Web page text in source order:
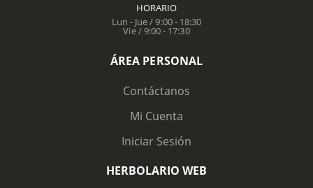
HORARIO
Lun - Jue / 9:00 - 18:30
Vie / 9:00 - 17:30
ÁREA PERSONAL
Contáctanos
Mi Cuenta
Iniciar Sesión
HERBOLARIO WEB